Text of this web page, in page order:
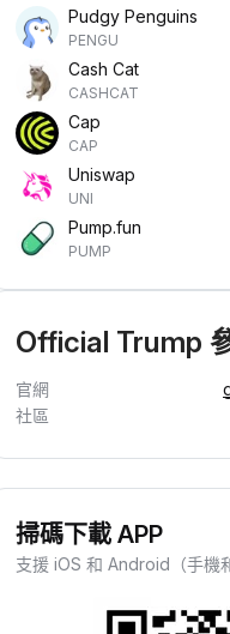
Pudgy Penguins
PENGU
Cash Cat
CASHCAT
Cap
CAP
Uniswap
UNI
Pump.fun
PUMP
Official Trump
官網
社區
掃碼下載 APP
支援 iOS 和 Android（手機